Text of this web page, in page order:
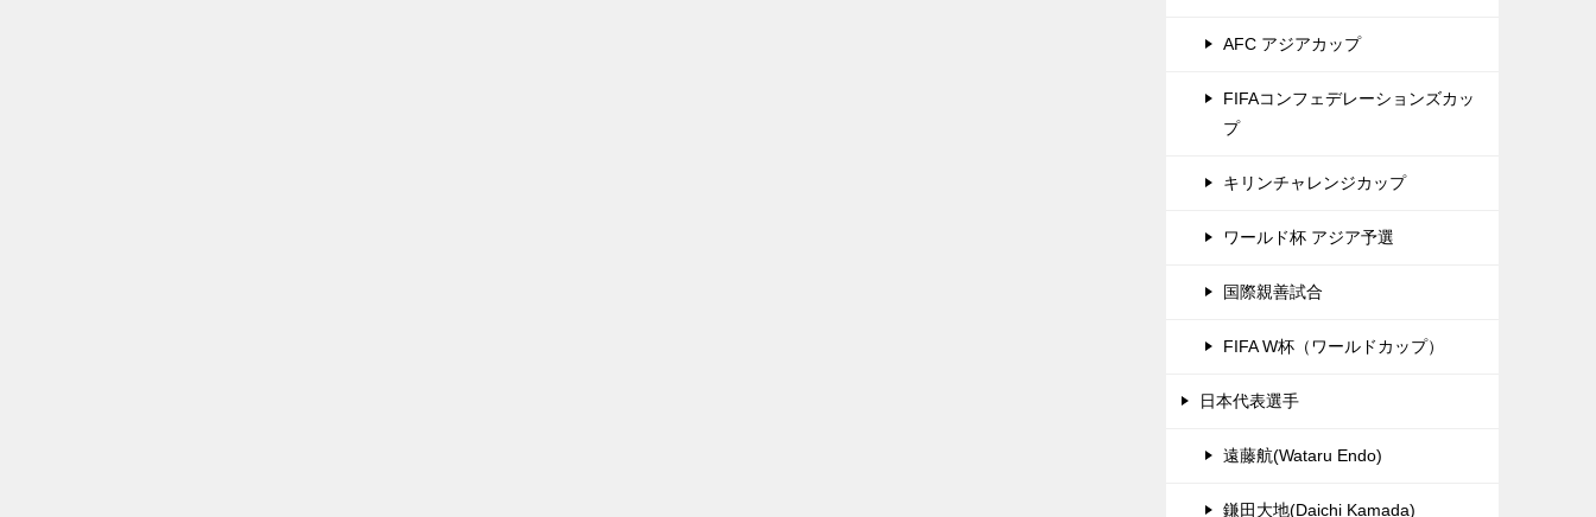
AFC アジアカップ
FIFAコンフェデレーションズカッ
プ
キリンチャレンジカップ
ワールド杯 アジア予選
国際親善試合
FIFA W杯（ワールドカップ）
日本代表選手
遠藤航(Wataru Endo)
鎌田大地(Daichi Kamada)